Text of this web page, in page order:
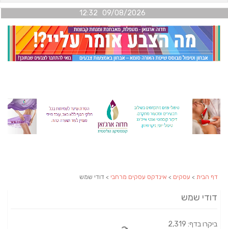
09/08/2026 12:32
דף הבית > עסקים > אינדקס עסקים מרחבי > דודי שמש
דודי שמש
ביקרו בדף: 2,319